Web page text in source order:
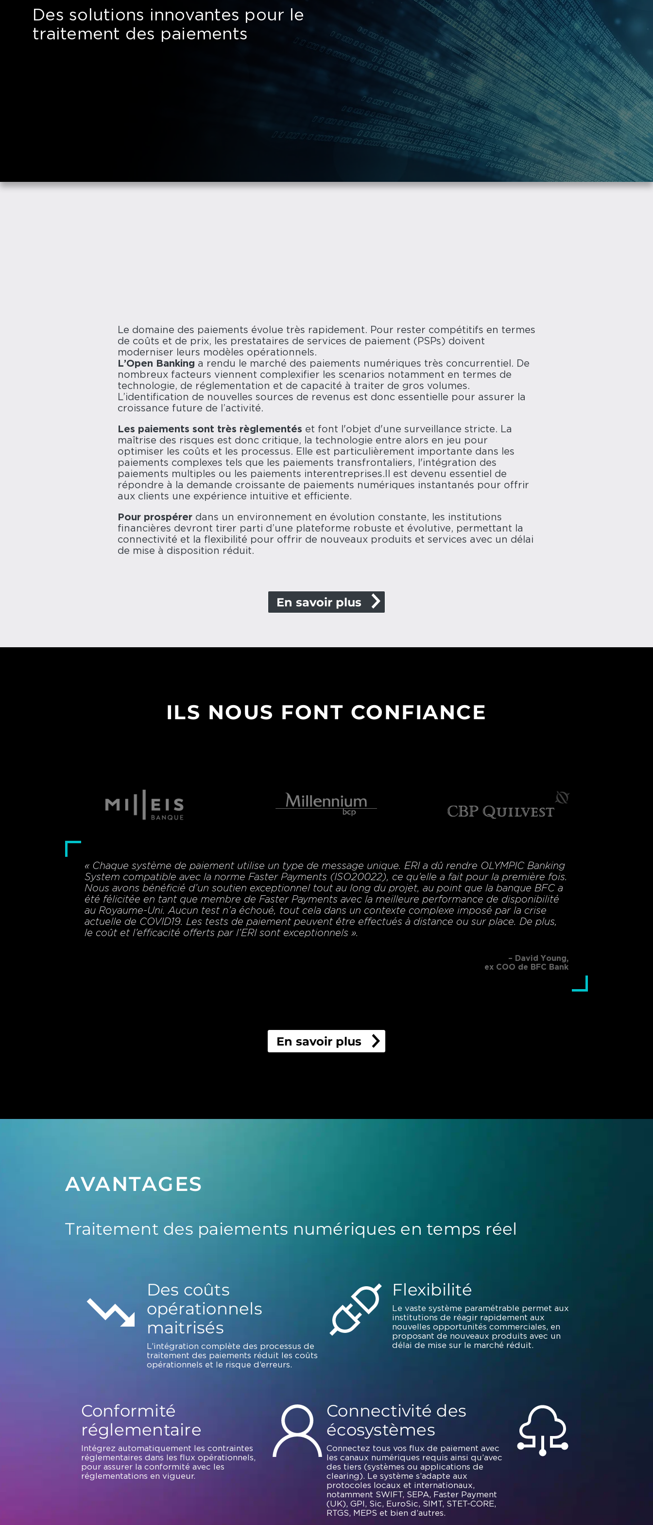
Des solutions innovantes pour le
traitement des paiements
Le domaine des paiements évolue très rapidement. Pour rester compétitifs en termes
de coûts et de prix, les prestataires de services de paiement (PSPs) doivent
moderniser leurs modèles opérationnels.
L’Open Banking a rendu le marché des paiements numériques très concurrentiel. De
nombreux facteurs viennent complexifier les scenarios notamment en termes de
technologie, de réglementation et de capacité à traiter de gros volumes.
L’identification de nouvelles sources de revenus est donc essentielle pour assurer la
croissance future de l’activité.
Les paiements sont très règlementés et font l'objet d'une surveillance stricte. La
maîtrise des risques est donc critique, la technologie entre alors en jeu pour
optimiser les coûts et les processus. Elle est particulièrement importante dans les
paiements complexes tels que les paiements transfrontaliers, l'intégration des
paiements multiples ou les paiements interentreprises.Il est devenu essentiel de
répondre à la demande croissante de paiements numériques instantanés pour offrir
aux clients une expérience intuitive et efficiente.
Pour prospérerdans un environnement en évolution constante, les institutions
financières devront tirer parti d’une plateforme robuste et évolutive, permettant la
connectivité et la flexibilité pour offrir de nouveaux produits et services avec un délai
de mise à disposition réduit.
En savoir plus
ILS NOUS FONT CONFIANCE
« Chaque système de paiement utilise un type de message unique. ERI a dû rendre OLYMPIC Banking
System compatible avec la norme Faster Payments (ISO20022), ce qu’elle a fait pour la première fois.
Nous avons bénéficié d’un soutien exceptionnel tout au long du projet, au point que la banque BFC a
été félicitée en tant que membre de Faster Payments avec la meilleure performance de disponibilité
au Royaume-Uni. Aucun test n’a échoué, tout cela dans un contexte complexe imposé par la crise
actuelle de COVID19. Les tests de paiement peuvent être effectués à distance ou sur place. De plus,
le coût et l’efficacité offerts par l’ERI sont exceptionnels ».
– David Young,
ex COO de BFC Bank
En savoir plus
AVANTAGES
Traitement des paiements numériques en temps réel
Des coûts
opérationnels
maitrisés
L’intégration complète des processus de
traitement des paiements réduit les coûts
opérationnels et le risque d’erreurs.
Flexibilité
Le vaste système paramétrable permet aux
institutions de réagir rapidement aux
nouvelles opportunités commerciales, en
proposant de nouveaux produits avec un
délai de mise sur le marché réduit.
Conformité
réglementaire
Intégrez automatiquement les contraintes
réglementaires dans les flux opérationnels,
pour assurer la conformité avec les
réglementations en vigueur.
Connectivité des
écosystèmes
Connectez tous vos flux de paiement avec
les canaux numériques requis ainsi qu’avec
des tiers (systèmes ou applications de
clearing). Le système s’adapte aux
protocoles locaux et internationaux,
notamment SWIFT, SEPA, Faster Payment
(UK), GPI, Sic, EuroSic, SIMT, STET-CORE,
RTGS, MEPS et bien d’autres.